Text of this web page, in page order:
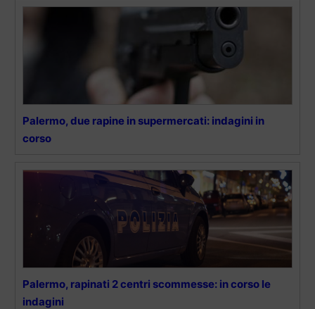
Palermo, due rapine in supermercati: indagini in
corso
Palermo, rapinati 2 centri scommesse: in corso le
indagini